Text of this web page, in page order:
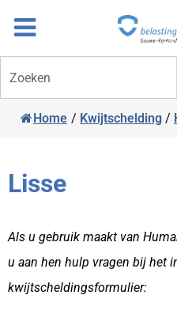
naar
inhoud
door
naar
navigatie
Zoeken
Home / Kwijtschelding /
Lisse
Als u gebruik maakt van
u aan hen hulp vragen bij het
kwijtscheldingsformulier: